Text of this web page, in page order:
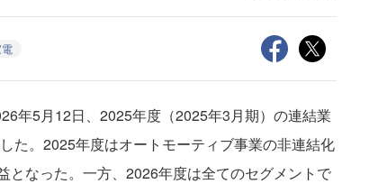
年5月12日、2025年度（2025年3月期）の連結業
た。2025年度はオートモーティブ事業の非連結化
となった。一方、2026年度は全てのセグメントで